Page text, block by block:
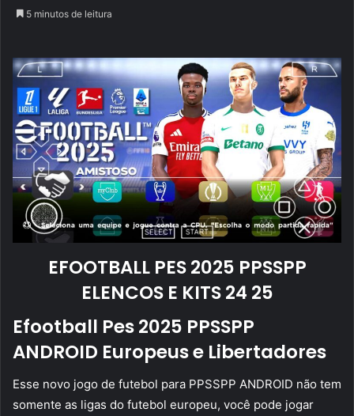
5 minutos de leitura
EFOOTBALL PES 2025 PPSSPP
ELENCOS E KITS 24 25
Efootball Pes 2025 PPSSPP
ANDROID Europeus e Libertadores
Esse novo jogo de futebol para PPSSPP ANDROID não tem
somente as ligas do futebol europeu, você pode jogar